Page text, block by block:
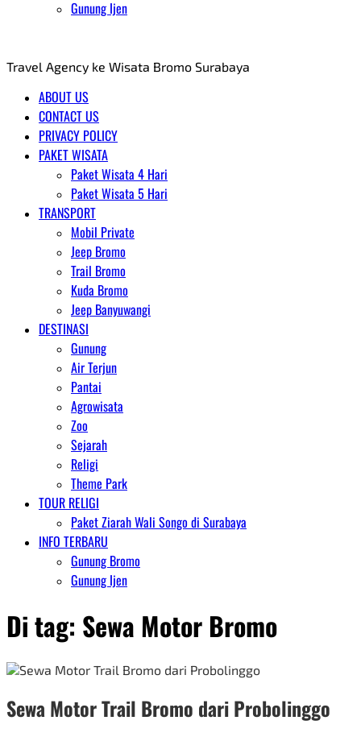
Gunung Ijen
Travel Agency ke Wisata Bromo Surabaya
ABOUT US
CONTACT US
PRIVACY POLICY
PAKET WISATA
Paket Wisata 4 Hari
Paket Wisata 5 Hari
TRANSPORT
Mobil Private
Jeep Bromo
Trail Bromo
Kuda Bromo
Jeep Banyuwangi
DESTINASI
Gunung
Air Terjun
Pantai
Agrowisata
Zoo
Sejarah
Religi
Theme Park
TOUR RELIGI
Paket Ziarah Wali Songo di Surabaya
INFO TERBARU
Gunung Bromo
Gunung Ijen
Di tag: Sewa Motor Bromo
Sewa Motor Trail Bromo dari Probolinggo